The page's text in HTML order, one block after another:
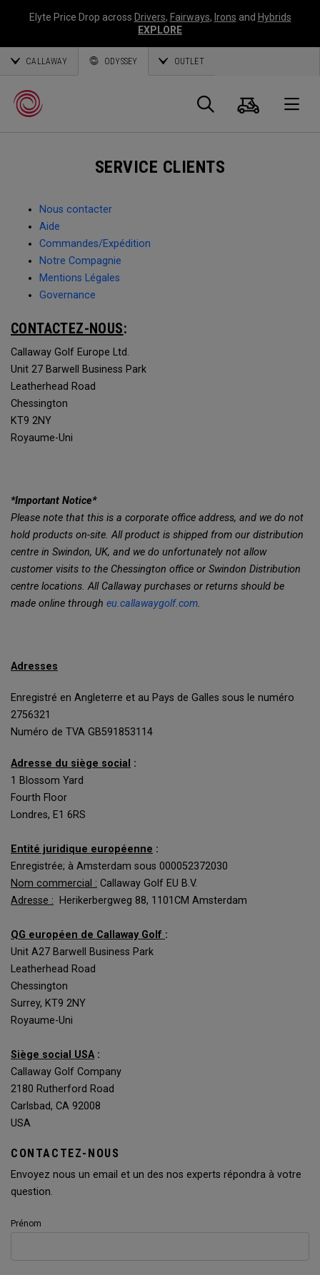
Elyte Price Drop across Drivers, Fairways, Irons and Hybrids
EXPLORE
CALLAWAY ODYSSEY OUTLET
Panier
SERVICE CLIENTS
Nous contacter
Aide
Commandes/Expédition
Notre Compagnie
Mentions Légales
Governance
CONTACTEZ-NOUS:
Callaway Golf Europe Ltd.
Unit 27 Barwell Business Park
Leatherhead Road
Chessington
KT9 2NY
Royaume-Uni
*Important Notice*
Please note that this is a corporate office address, and we do not
hold products on-site. All product is shipped from our distribution
centre in Swindon, UK, and we do unfortunately not allow
customer visits to the Chessington office or Swindon Distribution
centre locations. All Callaway purchases or returns should be
made online through eu.callawaygolf.com.
Adresses
Enregistré en Angleterre et au Pays de Galles sous le numéro
2756321
Numéro de TVA GB591853114
Adresse du siège social :
1 Blossom Yard
Fourth Floor
Londres, E1 6RS
Entité juridique européenne :
Enregistrée; à Amsterdam sous 000052372030
Nom commercial : Callaway Golf EU B.V.
Adresse : Herikerbergweg 88, 1101CM Amsterdam
QG européen de Callaway Golf :
Unit A27 Barwell Business Park
Leatherhead Road
Chessington
Surrey, KT9 2NY
Royaume-Uni
Siège social USA:
Callaway Golf Company
2180 Rutherford Road
Carlsbad, CA 92008
USA
CONTACTEZ-NOUS
Envoyez nous un email et un des nos experts répondra à votre
question.
Prénom